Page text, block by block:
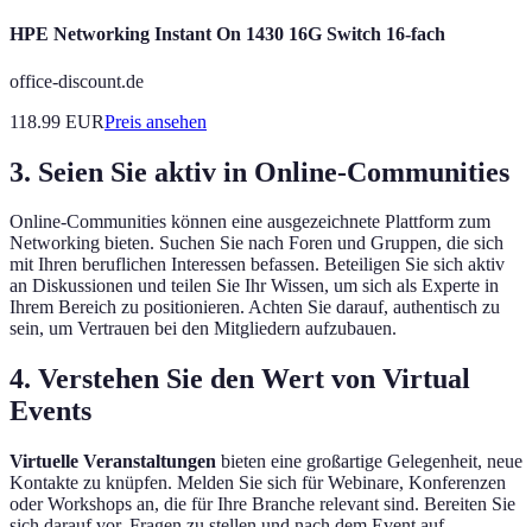
HPE Networking Instant On 1430 16G Switch 16-fach
office-discount.de
118.99 EURPreis ansehen
3. Seien Sie aktiv in Online-Communities
Online-Communities können eine ausgezeichnete Plattform zum
Networking bieten. Suchen Sie nach Foren und Gruppen, die sich
mit Ihren beruflichen Interessen befassen. Beteiligen Sie sich aktiv
an Diskussionen und teilen Sie Ihr Wissen, um sich als Experte in
Ihrem Bereich zu positionieren. Achten Sie darauf, authentisch zu
sein, um Vertrauen bei den Mitgliedern aufzubauen.
4. Verstehen Sie den Wert von Virtual
Events
Virtuelle Veranstaltungen bieten eine großartige Gelegenheit, neue
Kontakte zu knüpfen. Melden Sie sich für Webinare, Konferenzen
oder Workshops an, die für Ihre Branche relevant sind. Bereiten Sie